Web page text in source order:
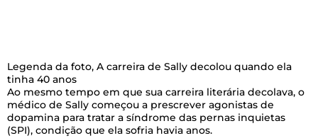
Legenda da foto, A carreira de Sally decolou quando ela
tinha 40 anos
Ao mesmo tempo em que sua carreira literária decolava, o
médico de Sally começou a prescrever agonistas de
dopamina para tratar a síndrome das pernas inquietas
(SPI), condição que ela sofria havia anos.